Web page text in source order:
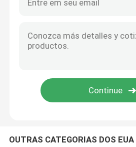
OUTRAS CATEGORIAS DOS EUA